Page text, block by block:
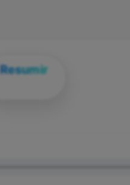
Resumir